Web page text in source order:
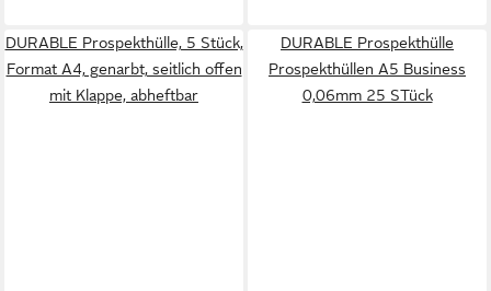
DURABLE Prospekthülle, 5 Stück,
Format A4, genarbt, seitlich offen
mit Klappe, abheftbar
DURABLE Prospekthülle
Prospekthüllen A5 Business
0,06mm 25 STück